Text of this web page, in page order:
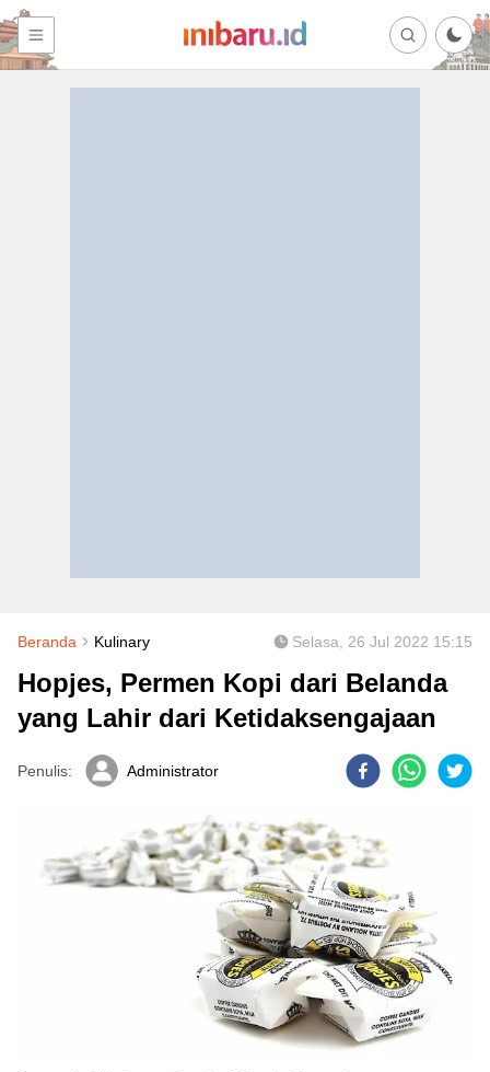
Beranda Kulinary Selasa, 26 Jul 2022 15:15
Hopjes, Permen Kopi dari Belanda
yang Lahir dari Ketidaksengajaan
Penulis: Administrator